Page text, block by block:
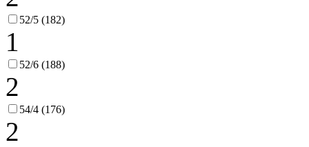
52/5 (182)
1
52/6 (188)
2
54/4 (176)
2